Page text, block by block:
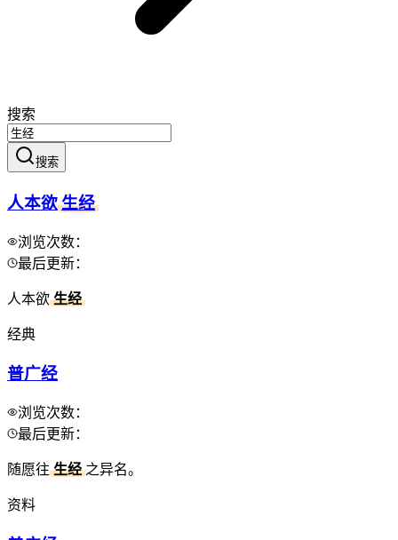
搜索
搜索
人本欲生经
浏览次数：
最后更新：
人本欲 生经
经典
普广经
浏览次数：
最后更新：
随愿往 生经 之异名。
资料